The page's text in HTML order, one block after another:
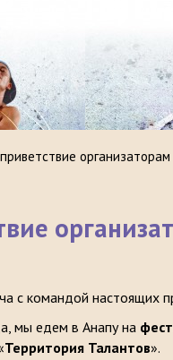
с командой настоящих
мы едем в Анапу на
Территория Талантов».